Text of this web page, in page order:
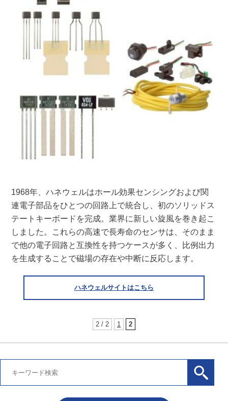
1968年、ハネウェルはホール効果センシングおよび関
連電子部品をひとつの回路上で統合し、初のソリッドス
テートキーボードを完成。業界に新しい旋風を巻き起こ
しました。これらの高速で長寿命のセンサは、そのまま
で他の電子回路と互換性を持つケースが多く、比例出力
を生成することで磁場の存在や中断に反応します。
ハネウェルサイトはこちら
2 / 2 1 2